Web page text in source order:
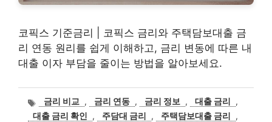
코픽스 기준금리 | 코픽스 금리와 주택담보대출 금
리 연동 원리를 쉽게 이해하고, 금리 변동에 따른 내
대출 이자 부담을 줄이는 방법을 알아보세요.
태
그
금리 비교 , 금리 연동 , 금리 정보 , 대출 금리
,
대출 금리 확인
, 주담대 금리 , 주택담보대출 금리
,